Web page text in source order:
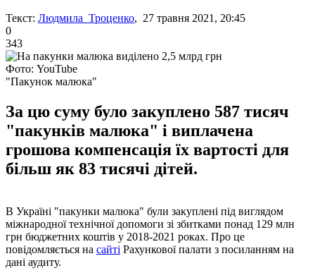
Текст: Людмила Троценко, 27 травня 2021, 20:45
0
343
Фото: YouTube
"Пакунок малюка"
За цю суму було закуплено 587 тисяч
"пакунків малюка" і виплачена
грошова компенсація їх вартості для
більш як 83 тисячі дітей.
В Україні "пакунки малюка" були закуплені під виглядом
міжнародної технічної допомоги зі збитками понад 129 млн
грн бюджетних коштів у 2018-2021 роках. Про це
повідомляється на сайті Рахункової палати з посиланням на
дані аудиту.